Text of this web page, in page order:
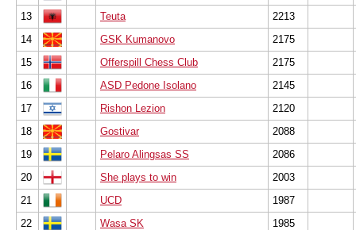
13
Teuta
2213
14
GSK Kumanovo
2175
15
Offerspill Chess Club
2175
16
ASD Pedone Isolano
2145
17
Rishon Lezion
2120
18
Gostivar
2088
19
Pelaro Alingsas SS
2086
20
She plays to win
2003
21
UCD
1987
22
Wasa SK
1985